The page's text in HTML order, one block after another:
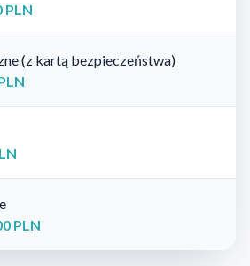
PLN
(z kartą bezpieczeństwa)
PLN